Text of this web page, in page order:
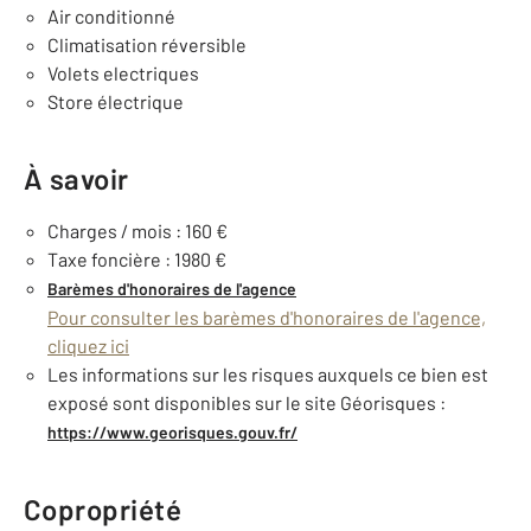
Air conditionné
Climatisation réversible
Volets electriques
Store électrique
À savoir
Charges / mois : 160 €
Taxe foncière : 1980 €
Barèmes d'honoraires de l'agence
Pour consulter les barèmes d'honoraires de l'agence,
cliquez ici
Les informations sur les risques auxquels ce bien est
exposé sont disponibles sur le site Géorisques :
https://www.georisques.gouv.fr/
Copropriété